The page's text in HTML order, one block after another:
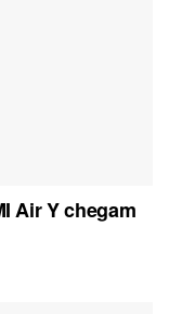
Air Y chegam